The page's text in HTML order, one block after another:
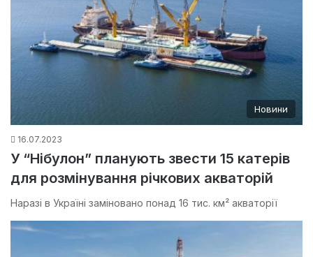
Новини
16.07.2023
У “Нібулон” планують звести 15 катерів
для розмінування річкових акваторій
Наразі в Україні заміновано понад 16 тис. км² акваторії